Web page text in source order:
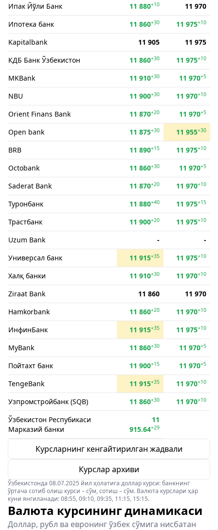
Ипак Йўли Банк 11 880+10
11 970
Ипотека банк
11 860+30 11 975+10
Kapitalbank 11 905
11 975
КДБ Банк Ўзбекистон
11 860+30 11 975+10
MKBank 11 910+30 11 970+5
NBU 11 900+30 11 970+10
Orient Finans Bank 11 870+20 11 970+5
Open bank 11 875+30 11 955+30
BRB 11 890+15 11 975+10
Octobank 11 860+30 11 970+5
Saderat Bank 11 870+20 11 970+10
Туронбанк 11 880+40 11 975+15
Трастбанк 11 900+20 11 975+10
Uzum Bank -
-
Универсал банк
11 915+35 11 975+10
Халқ банки 11 910+30 11 970+10
Ziraat Bank 11 860
11 970
Hamkorbank
11 860+20 11 970+10
ИнфинБанк 11 915+35 11 975+10
MyBank 11 860+30 11 970+5
Пойтахт банк 11 900+15 11 970+5
TengeBank 11 915+35 11 970+10
Узпромстройбанк (SQB) 11 860+30 11 970+10
Ўзбекистон Респубикаси
Марказий банки
11
915.64+29
Курсларнинг кенгайтирилган жадвали
Курслар архиви
Ўзбекистонда 08.07.2025 йил ҳолатига доллар курси: банкнинг
ўртача сотиб олиш курси – сўм, сотиш – сўм. Валюта курслари ҳар
куни янгиланади: 08:55, 09:10, 09:35, 11:15, 15:15.
Валюта курсининг динамикаси
Доллар, рубл ва евронинг ўзбек сўмига нисбатан